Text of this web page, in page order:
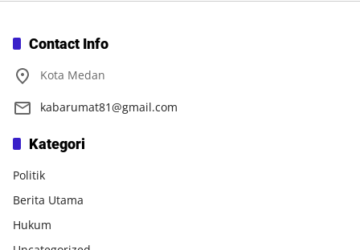
Contact Info
Kota Medan
kabarumat81@gmail.com
Kategori
Politik
Berita Utama
Hukum